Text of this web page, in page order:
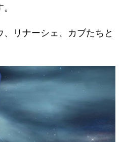
リナーシェ、カブたちと